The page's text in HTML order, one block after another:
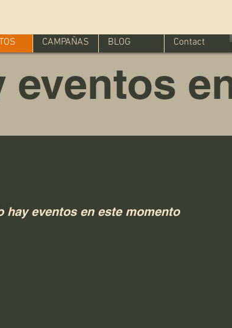
CAMPAÑAS BLOG Contact
eventos
hay eventos en este momento